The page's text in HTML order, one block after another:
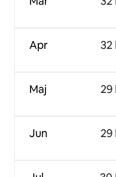
Apr
Maj
Jun
32
29
29